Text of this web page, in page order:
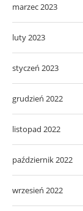
marzec 2023
luty 2023
styczeń 2023
grudzień 2022
listopad 2022
październik 2022
wrzesień 2022